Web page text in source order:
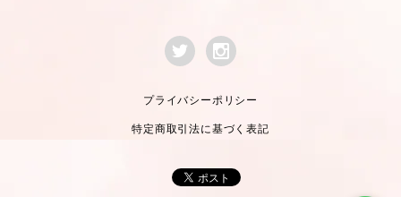
プライバシーポリシー
特定商取引法に基づく表記